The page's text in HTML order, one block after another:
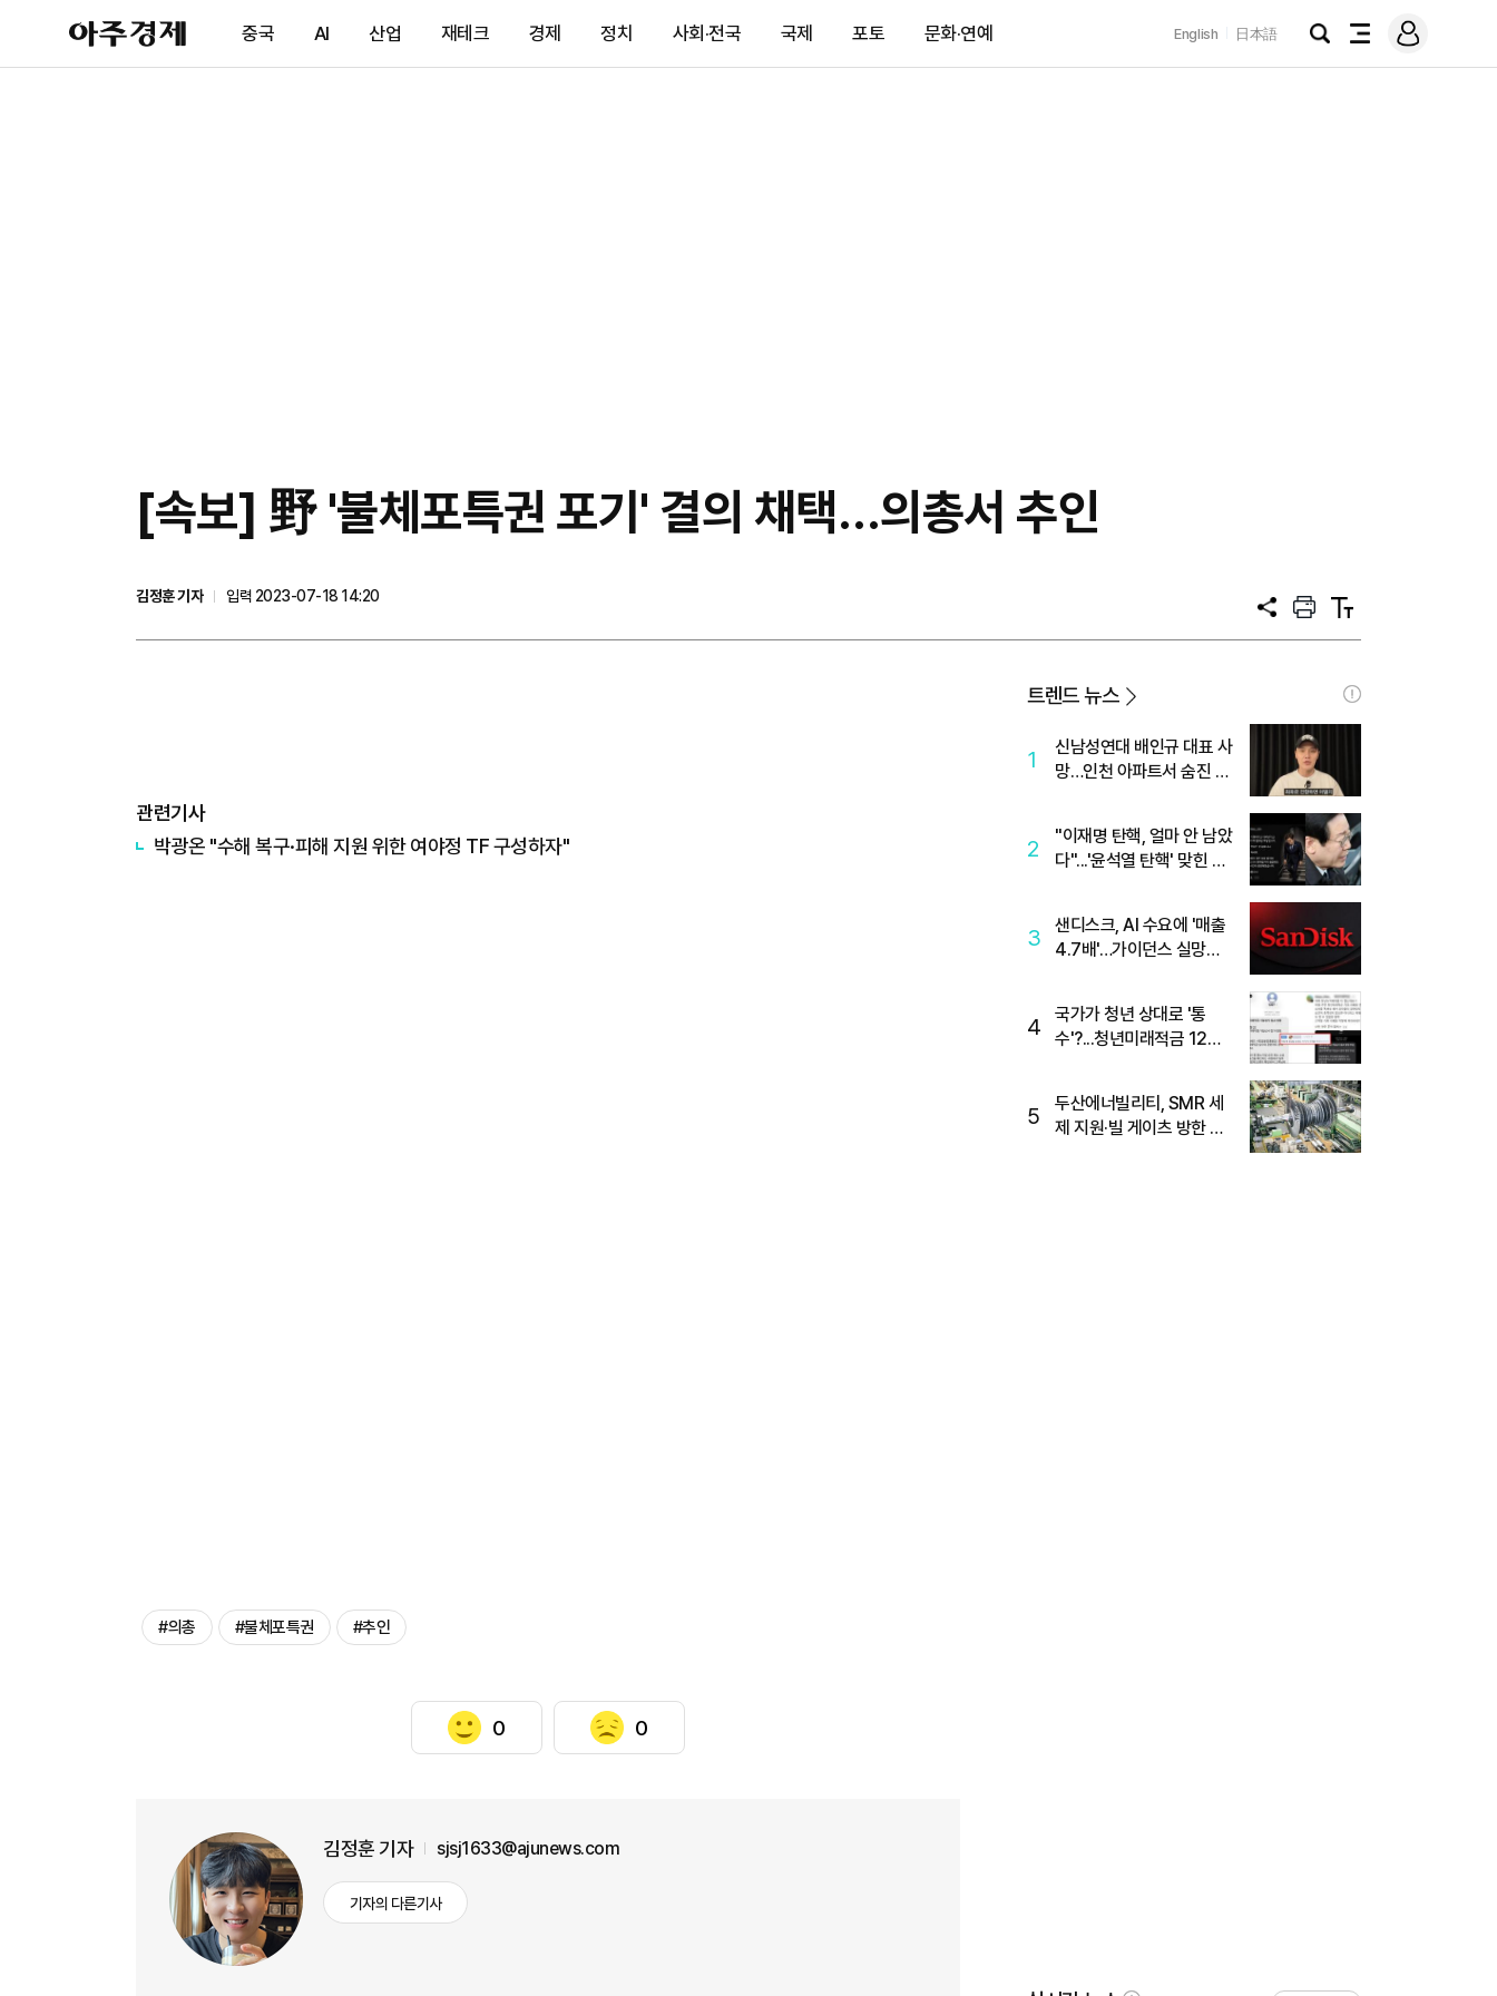
아
주
제
중국 AI 산업 재테크 경제 정치 사회·전국 국제 포토 문화·연예 English 日本語
검
전
메
그
[속보] 野 '불체포특권 포기' 결의 채택…의총서 추인
김정훈 기자
입력 2023-07-18 14:20
공
프
트
텍
트
관련기사
박광온 "수해 복구·피해 지원 위한 여야정 TF 구성하자"
#의총 #불체포특권 #추인
0 0
김정훈 기자 sjsj1633@ajunews.com
기자의 다른기사
트렌드 뉴스
1
신남성연대 배인규 대표 사
망…인천 아파트서 숨진 채
2
"이재명 탄핵, 얼마 안 남았
다"...'윤석열 탄핵' 맞힌 무
3
샌디스크, AI 수요에 '매출
4.7배'…가이던스 실망에
4
국가가 청년 상대로 '통
수'?...청년미래적금 12%
5
두산에너빌리티, SMR 세
제 지원·빌 게이츠 방한 기